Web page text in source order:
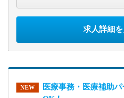
求人詳細
NEW
医療事務・医療補助